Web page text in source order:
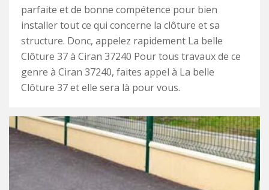
parfaite et de bonne compétence pour bien
installer tout ce qui concerne la clôture et sa
structure. Donc, appelez rapidement La belle
Clôture 37 à Ciran 37240 Pour tous travaux de ce
genre à Ciran 37240, faites appel à La belle
Clôture 37 et elle sera là pour vous.